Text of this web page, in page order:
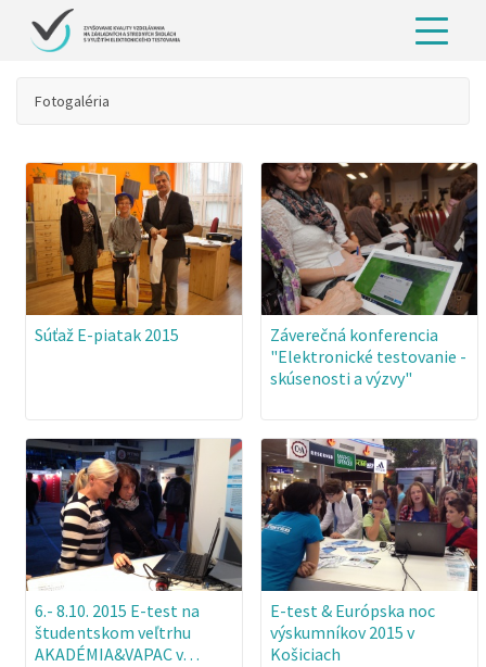
Fotogaléria
Súťaž E-piatak 2015
Záverečná konferencia
"Elektronické testovanie -
skúsenosti a výzvy"
6.- 8.10. 2015 E-test na
študentskom veľtrhu
AKADÉMIA&VAPAC v…
E-test & Európska noc
výskumníkov 2015 v
Košiciach